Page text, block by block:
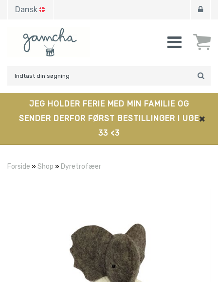
Dansk
JEG HOLDER FERIE MED MIN FAMILIE OG
SENDER DERFOR FØRST BESTILLINGER I UGE
33 <3
Forside » Shop » Dyretrofæer